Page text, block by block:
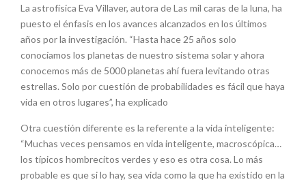
La astrofísica Eva Villaver, autora de Las mil caras de la luna, ha
puesto el énfasis en los avances alcanzados en los últimos
años por la investigación. “Hasta hace 25 años solo
conocíamos los planetas de nuestro sistema solar y ahora
conocemos más de 5000 planetas ahí fuera levitando otras
estrellas. Solo por cuestión de probabilidades es fácil que haya
vida en otros lugares”, ha explicado
Otra cuestión diferente es la referente a la vida inteligente:
“Muchas veces pensamos en vida inteligente, macroscópica…
los típicos hombrecitos verdes y eso es otra cosa. Lo más
probable es que si lo hay, sea vida como la que ha existido en la